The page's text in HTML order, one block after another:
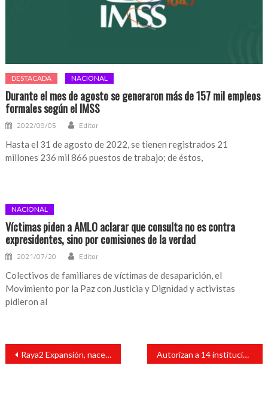
DESTACADA NACIONAL
Durante el mes de agosto se generaron más de 157 mil empleos
formales según el IMSS
2022/09/05 Editor
Hasta el 31 de agosto de 2022, se tienen registrados 21
millones 236 mil 866 puestos de trabajo; de éstos,
NACIONAL
Víctimas piden a AMLO aclarar que consulta no es contra
expresidentes, sino por comisiones de la verdad
2021/07/20 Editor
Colectivos de familiares de víctimas de desaparición, el
Movimiento por la Paz con Justicia y Dignidad y activistas
pidieron al
Navegación
entradas
Raya2 Expansión, nace el equipo filial de Rayados de Monterrey en la Liga de Expansión MX Autorizan a 14 instituciones de tecnología financiera para operar bajo la Ley Fintech